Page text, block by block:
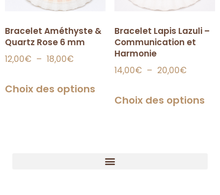
Bracelet Améthyste &
Quartz Rose 6 mm
12,00€ – 18,00€
Choix des options
Bracelet Lapis Lazuli –
Communication et
Harmonie
14,00€ – 20,00€
Choix des options